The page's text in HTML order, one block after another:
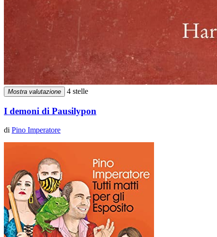
Mostra valutazione 4 stelle
I demoni di Pausilypon
di Pino Imperatore